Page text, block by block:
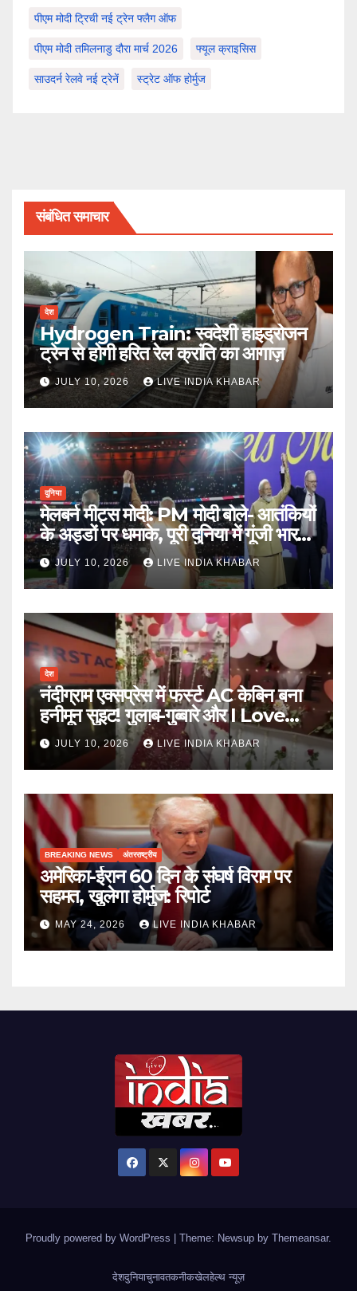
पीएम मोदी ट्रिची नई ट्रेन फ्लैग ऑफ
पीएम मोदी तमिलनाडु दौरा मार्च 2026 फ्यूल क्राइसिस
साउदर्न रेलवे नई ट्रेनें स्ट्रेट ऑफ होर्मुज
संबंधित समाचार
देश
Hydrogen Train: स्वदेशी हाइड्रोजन
ट्रेन से होगी हरित रेल क्रांति का आगाज़
JULY 10, 2026 LIVE INDIA KHABAR
दुनिया
मेलबर्न मीट्स मोदी: PM मोदी बोले- आतंकियों
के अड्डों पर धमाके, पूरी दुनिया में गूंजी भारत
की ताकत
JULY 10, 2026 LIVE INDIA KHABAR
देश
नंदीग्राम एक्सप्रेस में फर्स्ट AC केबिन बना
हनीमून सुइट! गुलाब-गुब्बारे और I Love
You, TTE सस्पेंड
JULY 10, 2026 LIVE INDIA KHABAR
BREAKING NEWS अंतरराष्ट्रीय
अमेरिका-ईरान 60 दिन के संघर्ष विराम पर
सहमत, खुलेगा होर्मुज: रिपोर्ट
MAY 24, 2026 LIVE INDIA KHABAR
Proudly powered by WordPress Theme: Newsup by Themeansar.
देशदुनियाचुनावतकनीकखेलहेल्थ न्यूज़